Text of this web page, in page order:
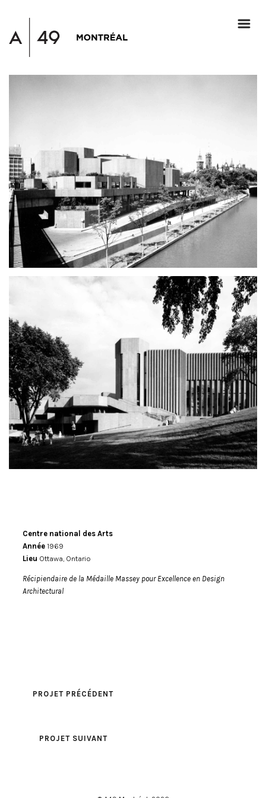
Centre national des Arts
Année 1969
Lieu Ottawa, Ontario
Récipiendaire de la Médaille Massey pour Excellence en Design
Architectural
PROJET PRÉCÉDENT
PROJET SUIVANT